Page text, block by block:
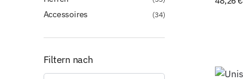
Accessoires (34)
Filtern nach